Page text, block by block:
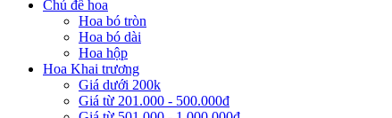
Chủ đề hoa
Hoa bó tròn
Hoa bó dài
Hoa hộp
Hoa Khai trương
Giá dưới 200k
Giá từ 201.000 - 500.000đ